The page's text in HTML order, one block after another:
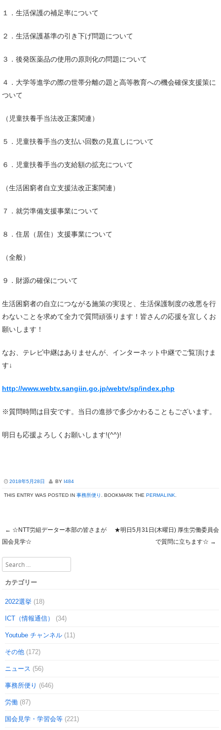
１．生活保護の補足率について
２．生活保護基準の引き下げ問題について
３．後発医薬品の使用の原則化の問題について
４．大学等進学の際の世帯分離の題と高等教育への機会確保支援策に
ついて
（児童扶養手当法改正案関連）
５．児童扶養手当の支払い回数の見直しについて
６．児童扶養手当の支給額の拡充について
（生活困窮者自立支援法改正案関連）
７．就労準備支援事業について
８．住居（居住）支援事業について
（全般）
９．財源の確保について
生活困窮者の自立につながる施策の実現と、生活保護制度の改悪を行
わないことを求めて全力で質問頑張ります！皆さんの応援を宜しくお
願いします！
なお、テレビ中継はありませんが、インターネット中継でご覧頂けま
す↓
http://www.webtv.sangiin.go.jp/webtv/sp/index.php
※質問時間は目安です。当日の進捗で多少かわることもございます。
明日も応援よろしくお願いします!(^^)!
2018年5月28日 BY I484
THIS ENTRY WAS POSTED IN 事務所便り . BOOKMARK THE PERMALINK
Post navigation
← ☆NTT労組データー本部の皆さまが
国会見学☆
★明日5月31日(木曜日) 厚生労働委員会
で質問に立ちます☆ →
Search
カテゴリー
2022選挙 (18)
ICT（情報通信） (34)
Youtube チャンネル (11)
その他 (172)
ニュース (56)
事務所便り (646)
労働 (87)
国会見学・学習会等 (221)